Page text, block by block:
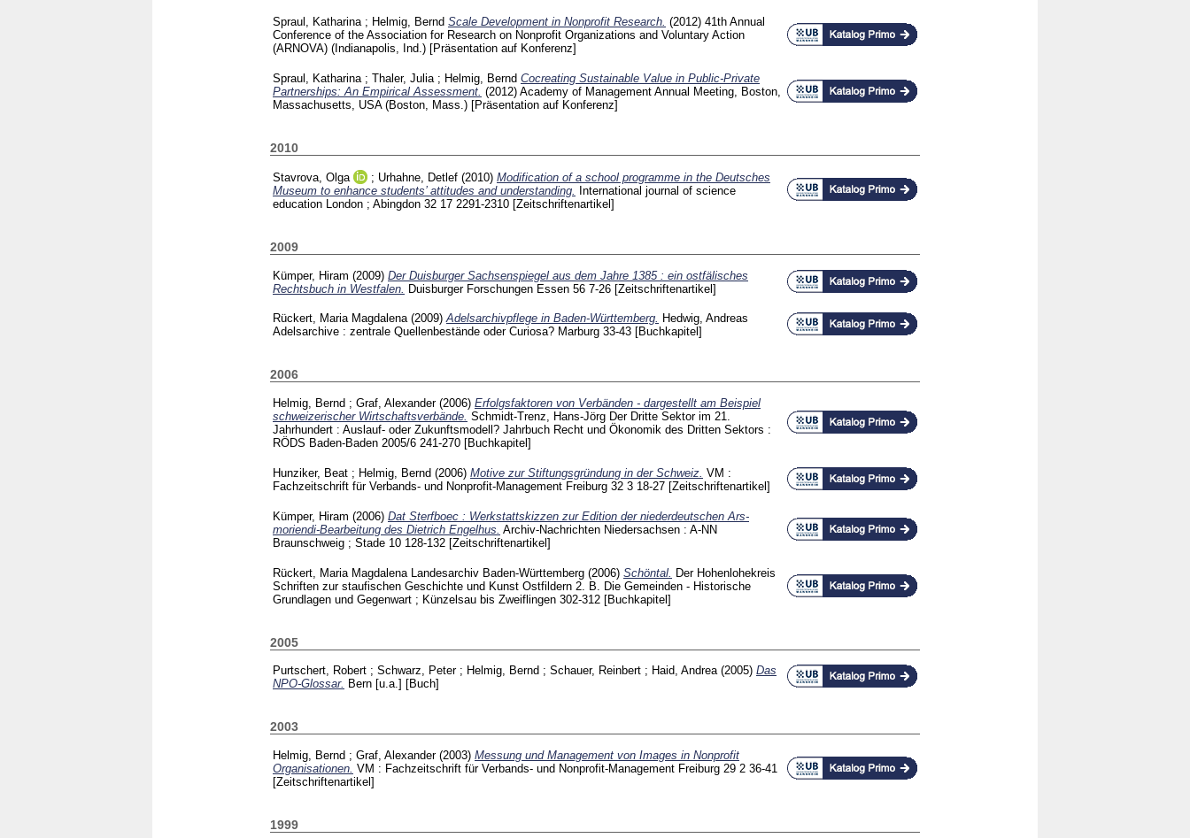
Spraul, Katharina; Helmig, Bernd Scale Development in Nonprofit Research. (2012) 41th Annual
Conference of the Association for Research on Nonprofit Organizations and Voluntary Action
(ARNOVA) (Indianapolis, Ind.) [Präsentation auf Konferenz]
Spraul, Katharina ; Thaler, Julia ; Helmig, Bernd Cocreating Sustainable Value in Public-Private
Partnerships: An Empirical Assessment. (2012) Academy of Management Annual Meeting, Boston,
Massachusetts, USA (Boston, Mass.) [Präsentation auf Konferenz]
2010
Stavrova, Olga ; Urhahne, Detlef (2010) Modification of a school programme in the Deutsches
Museum to enhance students’ attitudes and understanding. International journal of science
education London ; Abingdon 32 17 2291-2310 [Zeitschriftenartikel]
2009
Kümper, Hiram (2009) Der Duisburger Sachsenspiegel aus dem Jahre 1385 : ein ostfälisches
Rechtsbuch in Westfalen. Duisburger Forschungen Essen 56 7-26 [Zeitschriftenartikel]
Rückert, Maria Magdalena (2009)Adelsarchivpflege in Baden-Württemberg. Hedwig, Andreas
Adelsarchive : zentrale Quellenbestände oder Curiosa? Marburg 33-43 [Buchkapitel]
2006
Helmig, Bernd ; Graf, Alexander (2006) Erfolgsfaktoren von Verbänden - dargestellt am Beispiel
schweizerischer Wirtschaftsverbände. Schmidt-Trenz, Hans-Jörg Der Dritte Sektor im 21.
Jahrhundert : Auslauf- oder Zukunftsmodell? Jahrbuch Recht und Ökonomik des Dritten Sektors :
RÖDS Baden-Baden 2005/6 241-270 [Buchkapitel]
Hunziker, Beat ; Helmig, Bernd (2006) Motive zur Stiftungsgründung in der Schweiz. VM :
Fachzeitschrift für Verbands- und Nonprofit-Management Freiburg 32 3 18-27 [Zeitschriftenartikel]
Kümper, Hiram (2006) Dat Sterfboec : Werkstattskizzen zur Edition der niederdeutschen Ars-
moriendi-Bearbeitung des Dietrich Engelhus. Archiv-Nachrichten Niedersachsen : A-NN
Braunschweig ; Stade 10 128-132 [Zeitschriftenartikel]
Rückert, Maria Magdalena Landesarchiv Baden-Württemberg (2006) Schöntal. Der Hohenlohekreis
Schriften zur staufischen Geschichte und Kunst Ostfildern 2. B. Die Gemeinden - Historische
Grundlagen und Gegenwart ; Künzelsau bis Zweiflingen 302-312 [Buchkapitel]
2005
Purtschert, Robert ; Schwarz, Peter; Helmig, Bernd ; Schauer, Reinbert ; Haid, Andrea (2005) Das
NPO-Glossar. Bern [u.a.] [Buch]
2003
Helmig, Bernd ; Graf, Alexander (2003) Messung und Management von Images in Nonprofit
Organisationen. VM : Fachzeitschrift für Verbands- und Nonprofit-Management Freiburg 29 2 36-41
[Zeitschriftenartikel]
1999